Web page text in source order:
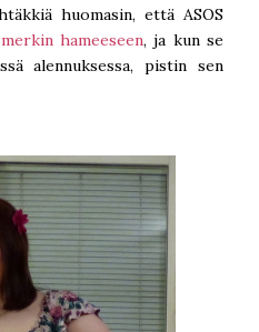
huomasin, että ASOS
hameeseen, ja kun se
alennuksessa, pistin sen